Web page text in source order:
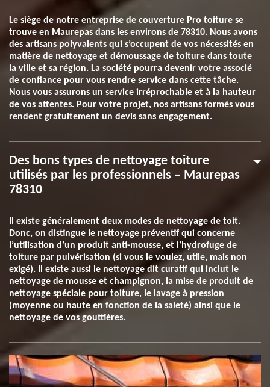
Le siège de notre entreprise de couverture Pro toiture se
trouve en Maurepas dans les environs de 78310. Nous avons
des artisans polyvalents qui s’occupent de vos nécessités en
matière de nettoyage et démoussage de toiture dans toute
la ville et sa région. La société pourra devenir votre associé
de confiance pour vous rendre service dans cette tâche.
Nous vous assurons un service irréprochable et à la hauteur
de vos attentes. Pour votre projet, nos artisans formés vous
rendent gratuitement un devis sans engagement.
Des bons types de nettoyage toiture
utilisés par les professionnels – Maurepas
78310
Il existe généralement deux modes de nettoyage de toit.
Donc, on distingue le nettoyage préventif qui concerne
l’utilisation d’un produit anti-mousse, et l’hydrofuge de
toiture par pulvérisation (si vous le voulez, utile, mais non
exigé). Il existe aussi le nettoyage dit curatif qui inclut le
nettoyage de mousse et champignon, la mise de produit de
nettoyage spéciale pour toiture, le lavage à pression
(moyenne ou haute en fonction de la saleté) ainsi que le
nettoyage de vos gouttières.